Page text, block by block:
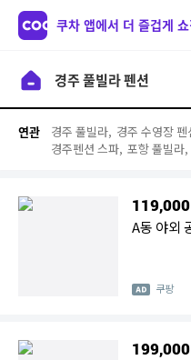
쿠차 앱에서 더 즐겁게
연관 경주 풀빌라, 경주 수영장 펜
경주펜션 스파, 포항 풀빌라,
대명리조트
119,000
A동 야외
쿠팡
199,000